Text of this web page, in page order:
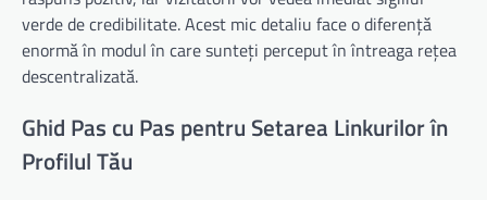
verde de credibilitate. Acest mic detaliu face o diferență
enormă în modul în care sunteți perceput în întreaga rețea
descentralizată.
Ghid Pas cu Pas pentru Setarea Linkurilor în
Profilul Tău